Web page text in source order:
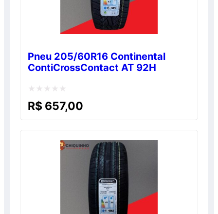
Pneu 205/60R16 Continental
ContiCrossContact AT 92H
Avaliação
R$ 657,00